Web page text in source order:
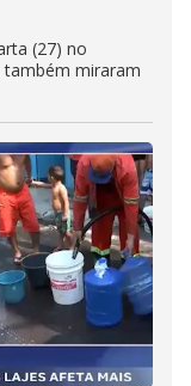
(27) no
também miraram